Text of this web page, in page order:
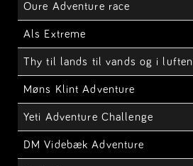
Oure Adventure race
Als Extreme
Thy til lands til vands og i luften
Møns Klint Adventure
Yeti Adventure Challenge
DM Videbæk Adventure